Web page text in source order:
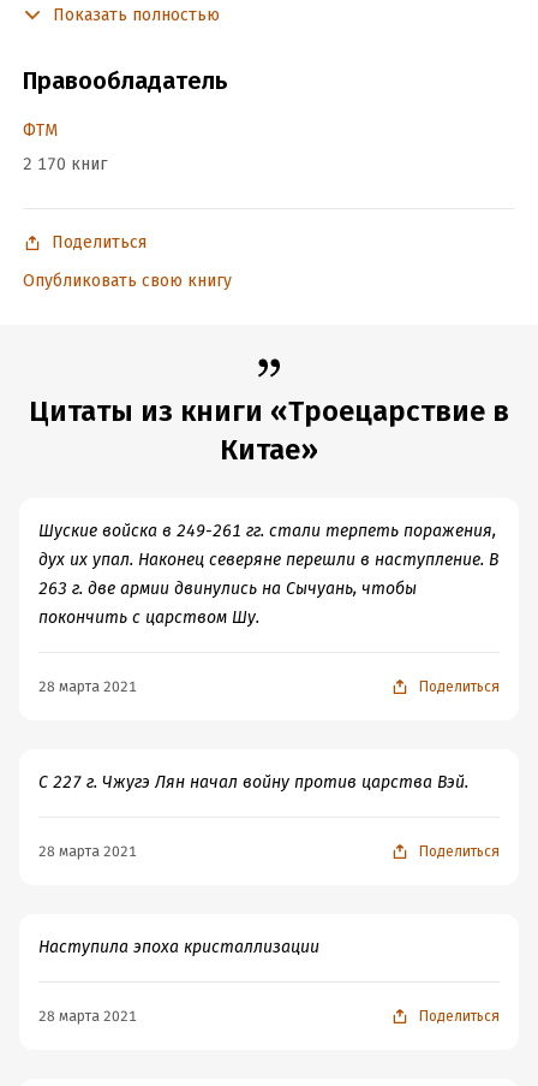
Подробная информация
Объем:49039
Год издания:
Показать полностью
Правообладатель
ФТМ
2 170 книг
Поделиться
Опубликовать свою книгу
Цитаты из книги «Троецарствие в
Китае»
Шуские войска в 249-261 гг. стали терпеть поражения,
дух их упал. Наконец северяне перешли в наступление. В
263 г. две армии двинулись на Сычуань, чтобы
покончить с царством Шу.
28 марта 2021 Поделиться
С 227 г. Чжугэ Лян начал войну против царства Вэй.
28 марта 2021 Поделиться
Наступила эпоха кристаллизации
28 марта 2021 Поделиться